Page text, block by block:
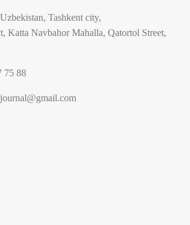
Tashkent city,
Katta Navbahor Mahalla, Qatortol Street,
75 88